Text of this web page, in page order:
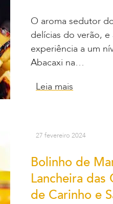
O aroma sedutor
delícias do verão,
experiência a um
Abacaxi na…
Leia mais
27 fevereiro 2024
Bolinho de
Lancheira das
de Carinho e